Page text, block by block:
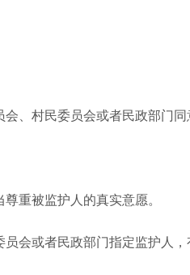
村民委员会或者民政部门同
被监护人的真实意愿。
或者民政部门指定监护人